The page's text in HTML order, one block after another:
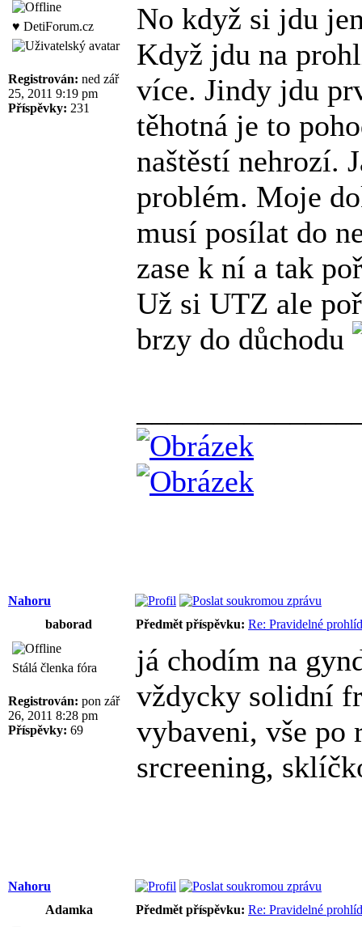
♥ DetiForum.cz
Registrován: ned zář
25, 2011 9:19 pm
Příspěvky: 231
No když si jdu
Když jdu na
více. Jindy jdu
těhotná je to
naštěstí nehrozí.
problém. Moje
musí posílat do
zase k ní a tak
Už si UTZ ale
brzy do důchodu
Nahoru
baborad
Předmět příspěvku: Re: Pravidelné
Stálá členka fóra
Registrován: pon zář
26, 2011 8:28 pm
Příspěvky: 69
já chodím na
vždycky solidní
vybaveni, vše po
srcreening,
Nahoru
Adamka
Předmět příspěvku: Re: Pravidelné